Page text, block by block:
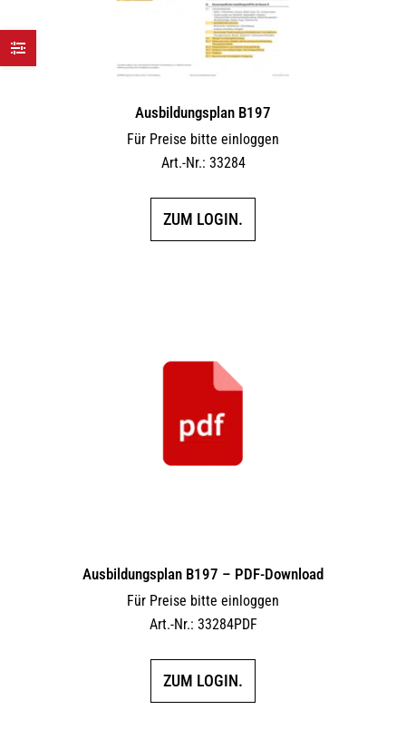
Ausbildungsplan B197
Für Preise bitte einloggen
Art.-Nr.: 33284
ZUM LOGIN.
Ausbildungsplan B197 – PDF-Download
Für Preise bitte einloggen
Art.-Nr.: 33284PDF
ZUM LOGIN.